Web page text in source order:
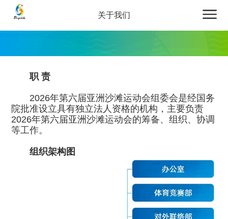
关于我们
职 责
2026年第六届亚洲沙滩运动会组委会是经国务
院批准设立具有独立法人资格的机构，主要负责
2026年第六届亚洲沙滩运动会的筹备、组织、协调
等工作。
组织架构图